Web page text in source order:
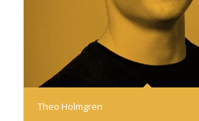
Theo Holmgren